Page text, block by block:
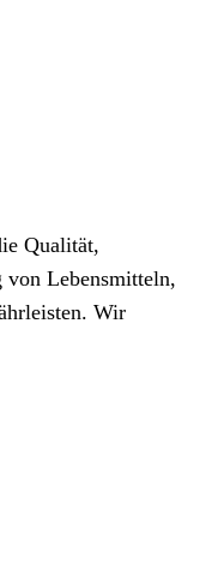
Qualität,
von Lebensmitteln,
Wir